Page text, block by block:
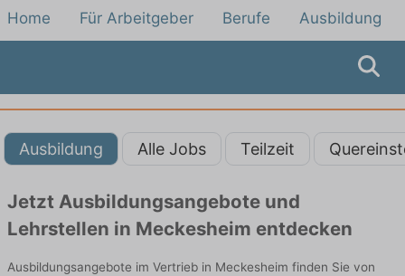
Home Für Arbeitgeber Berufe Ausbildung
Ausbildung Alle Jobs Teilzeit
Jetzt Ausbildungsangebote und
Lehrstellen in Meckesheim entdecken
Ausbildungsangebote im Vertrieb in Meckesheim finden Sie von